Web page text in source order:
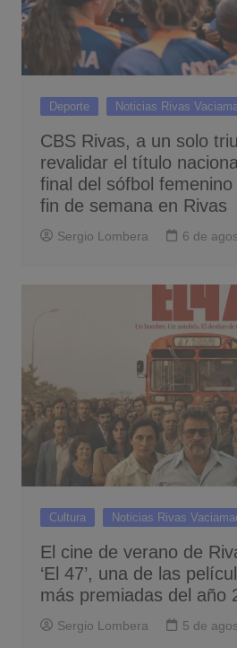
Deporte Noticias Rivas
CBS Rivas, a un solo
revalidar el título
final del sófbol
fin de semana en Rivas
Sergio Lombera 6 de
Cultura Noticias Rivas
El cine de verano de
‘El 47’, una de las
más premiadas del año
Sergio Lombera 5 de